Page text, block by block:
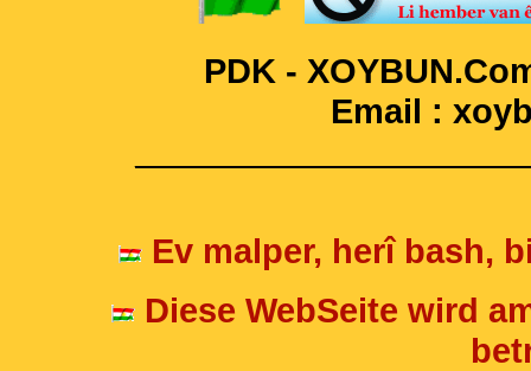
PDK -
Email :
Ev malper, herî bash,
Diese WebSeite wird